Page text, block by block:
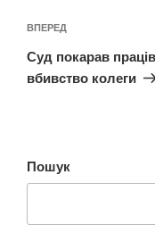
Наступний
запис
ВПЕРЕД
Суд покарав
вбивство колеги
Пошук